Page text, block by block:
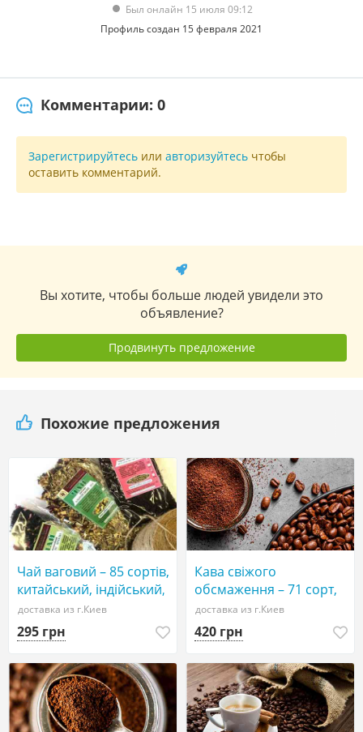
Был онлайн 15 июля 09:12
Профиль создан 15 февраля 2021
Комментарии: 0
Зарегистрируйтесь или авторизуйтесь чтобы
оставить комментарий.
Вы хотите, чтобы больше людей увидели это
объявление?
Продвинуть предложение
Похожие предложения
Чай ваговий – 85 сортів,
китайський, індійський,
натуральна кава – 71
сорт з 30 країн, горіхи
доставка из г.Киев
295 грн
Кава свіжого
обсмаження – 71 сорт,
розчина кава – 6 сортів,
85 сортів чаю
доставка из г.Киев
420 грн